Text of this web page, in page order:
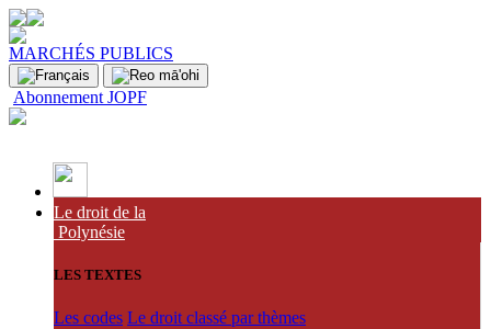
MARCHÉS PUBLICS
Abonnement JOPF
Le droit de la
Polynésie
LES TEXTES
Les codes Le droit classé par thèmes